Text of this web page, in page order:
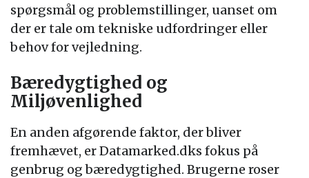
spørgsmål og problemstillinger, uanset om
der er tale om tekniske udfordringer eller
behov for vejledning.
Bæredygtighed og
Miljøvenlighed
En anden afgørende faktor, der bliver
fremhævet, er Datamarked.dks fokus på
genbrug og bæredygtighed. Brugerne roser